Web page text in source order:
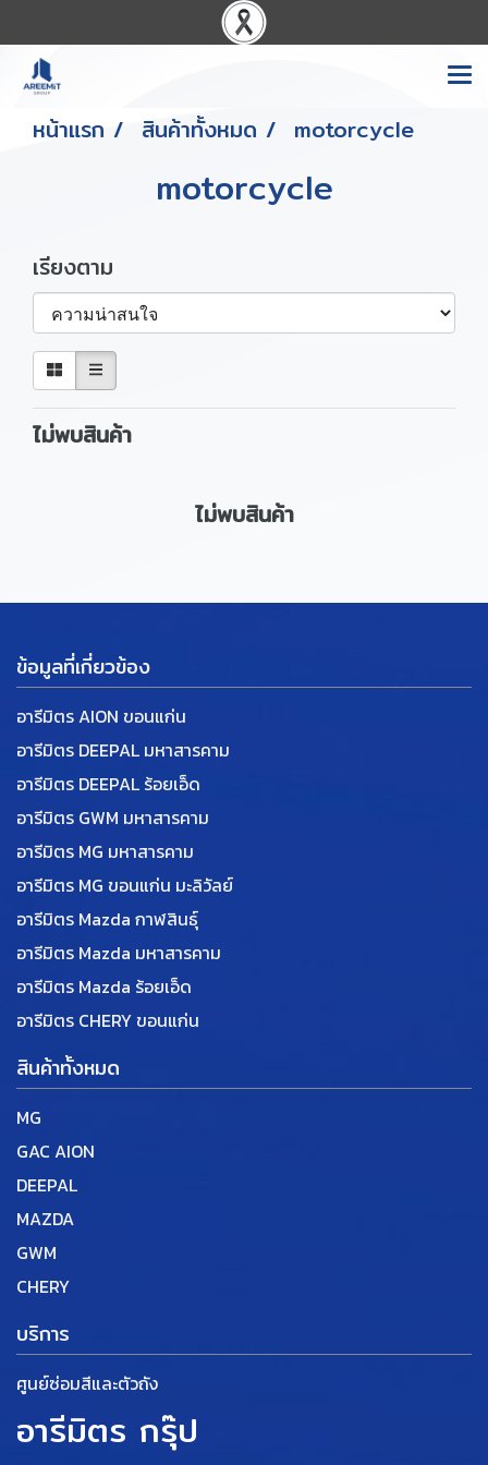
หน้าแรก สินค้าทั้งหมด motorcycle
motorcycle
เรียงตาม
ไม่พบสินค้า
ไม่พบสินค้า
ข้อมูลที่เกี่ยวข้อง
อารีมิตร AION ขอนแก่น
อารีมิตร DEEPAL มหาสารคาม
อารีมิตร DEEPAL ร้อยเอ็ด
อารีมิตร GWM มหาสารคาม
อารีมิตร MG มหาสารคาม
อารีมิตร MG ขอนแก่น มะลิวัลย์
อารีมิตร Mazda กาฬสินธุ์
อารีมิตร Mazda มหาสารคาม
อารีมิตร Mazda ร้อยเอ็ด
อารีมิตร CHERY ขอนแก่น
สินค้าทั้งหมด
MG
GAC AION
DEEPAL
MAZDA
GWM
CHERY
บริการ
ศูนย์ซ่อมสีและตัวถัง
อารีมิตร กรุ๊ป